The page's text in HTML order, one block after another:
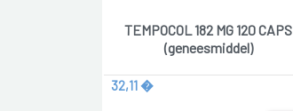
TEMPOCOL 182 MG 120 CAPS
(geneesmiddel)
32,11 �